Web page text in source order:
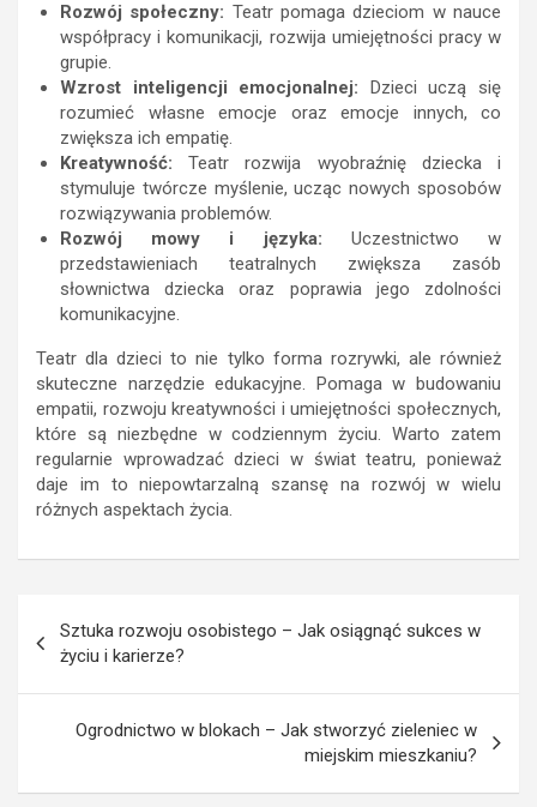
Rozwój społeczny: Teatr pomaga dzieciom w nauce
współpracy i komunikacji, rozwija umiejętności pracy w
grupie.
Wzrost inteligencji emocjonalnej: Dzieci uczą się
rozumieć własne emocje oraz emocje innych, co
zwiększa ich empatię.
Kreatywność: Teatr rozwija wyobraźnię dziecka i
stymuluje twórcze myślenie, ucząc nowych sposobów
rozwiązywania problemów.
Rozwój mowy i języka: Uczestnictwo w
przedstawieniach teatralnych zwiększa zasób
słownictwa dziecka oraz poprawia jego zdolności
komunikacyjne.
Teatr dla dzieci to nie tylko forma rozrywki, ale również
skuteczne narzędzie edukacyjne. Pomaga w budowaniu
empatii, rozwoju kreatywności i umiejętności społecznych,
które są niezbędne w codziennym życiu. Warto zatem
regularnie wprowadzać dzieci w świat teatru, ponieważ
daje im to niepowtarzalną szansę na rozwój w wielu
różnych aspektach życia.
wpisu
Sztuka rozwoju osobistego – Jak osiągnąć sukces w
życiu i karierze?
Ogrodnictwo w blokach – Jak stworzyć zieleniec w
miejskim mieszkaniu?